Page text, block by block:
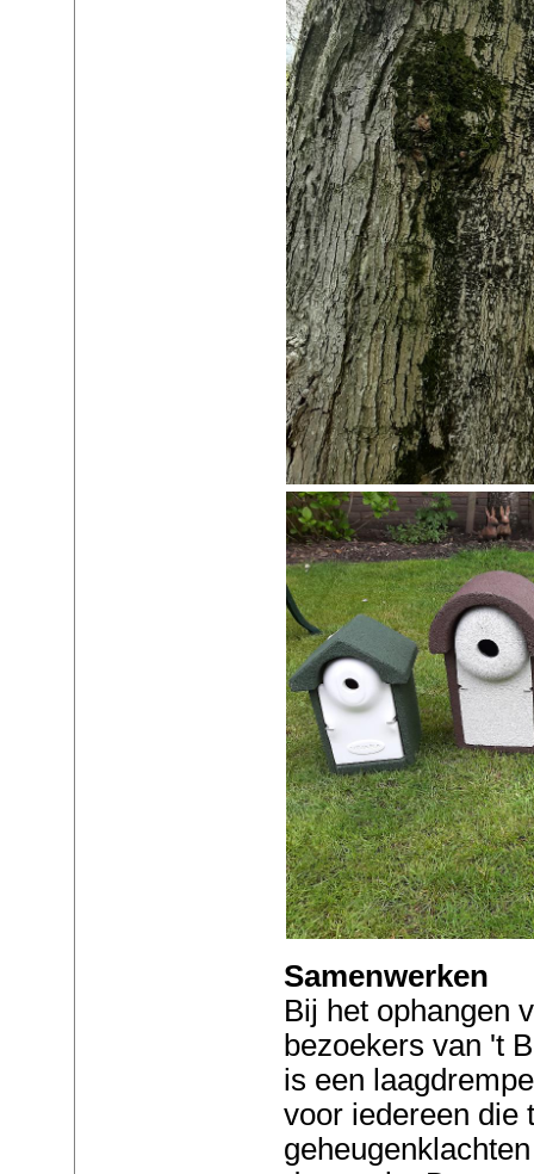
Samenwerken
Bij het ophangen
bezoekers van 't
is een
voor iedereen die